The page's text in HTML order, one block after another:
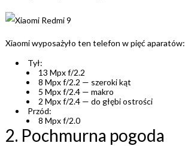
Xiaomi wyposażyło ten telefon w pięć aparatów:
Tył:
13 Mpx f/2.2
8 Mpx f/2.2 — szeroki kąt
5 Mpx f/2.4 — makro
2 Mpx f/2.4 — do głębi ostrości
Przód:
8 Mpx f/2.0
2. Pochmurna pogoda